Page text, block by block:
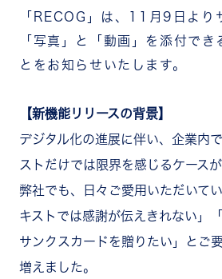
「RECOG」は、11月9日より
「写真」と「動画」を添付でき
とをお知らせいたします。
【新機能リリースの背景】
デジタル化の進展に伴い、企業内
ストだけでは限界を感じるケースが
弊社でも、日々ご愛用いただいて
キストでは感謝が伝えきれない」
サンクスカードを贈りたい」とご
増えました。